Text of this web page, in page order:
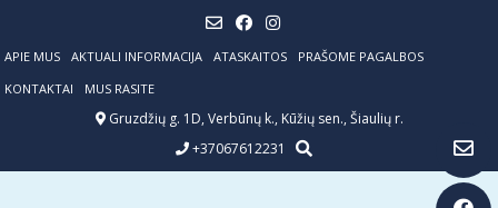
content
APIE MUS AKTUALI INFORMACIJA ATASKAITOS
PRAŠOME PAGALBOS
KONTAKTAI
MUS RASITE
Gruzdžių g. 1D, Verbūnų k., Kūžių sen., Šiaulių r.
+37067612231